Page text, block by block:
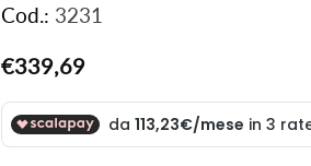
Cod.: 3231
€339,69